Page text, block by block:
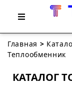
Главная >
Теплообменник
КАТАЛОГ